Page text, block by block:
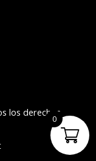
los derechos
0